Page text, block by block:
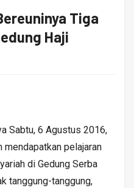
Tiga
Haji
Sabtu, 6 Agustus 2016,
pelajaran
di Gedung Serba
tanggung-tanggung,